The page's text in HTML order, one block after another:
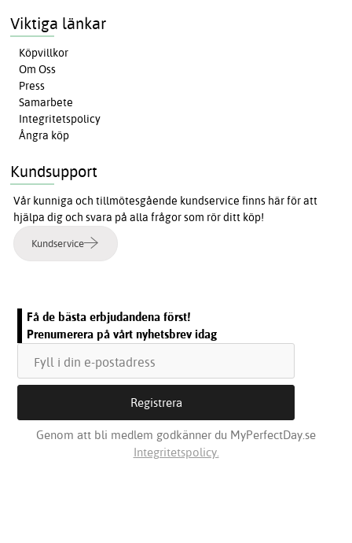
Viktiga länkar
Köpvillkor
Om Oss
Press
Samarbete
Integritetspolicy
Ångra köp
Kundsupport
Vår kunniga och tillmötesgående kundservice finns här för att
hjälpa dig och svara på alla frågor som rör ditt köp!
Kundservice
Få de bästa erbjudandena först!
Prenumerera på vårt nyhetsbrev idag
Genom att bli medlem godkänner du MyPerfectDay.se
Integritetspolicy.